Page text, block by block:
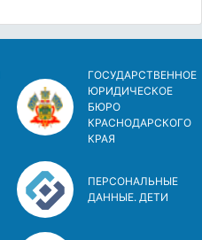
ГОСУДАРСТВЕННОЕ
ЮРИДИЧЕСКОЕ
БЮРО
КРАСНОДАРСКОГО
КРАЯ
ПЕРСОНАЛЬНЫЕ
ДАННЫЕ. ДЕТИ